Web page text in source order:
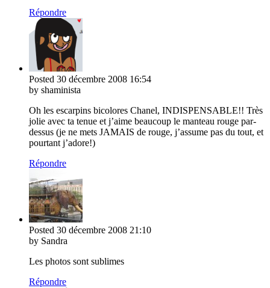
Répondre
Posted 30 décembre 2008 16:54
by shaminista
Oh les escarpins bicolores Chanel, INDISPENSABLE!! Très
jolie avec ta tenue et j’aime beaucoup le manteau rouge par-
dessus (je ne mets JAMAIS de rouge, j’assume pas du tout, et
pourtant j’adore!)
Répondre
Posted 30 décembre 2008 21:10
by Sandra
Les photos sont sublimes
Répondre